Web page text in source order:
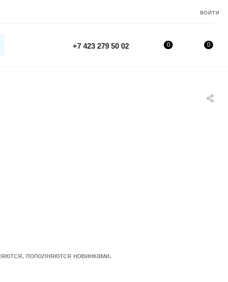
ВОЙТИ
+7 423 279 50 02 0
0
пополняются новинками.